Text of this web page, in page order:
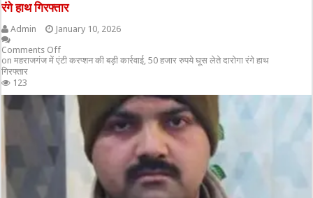
रंगे हाथ गिरफ्तार
Admin
January 10, 2026
Comments Off
on महराजगंज में एंटी करप्शन की बड़ी कार्रवाई, 50 हजार रुपये घूस लेते दारोगा रंगे हाथ
गिरफ्तार
123